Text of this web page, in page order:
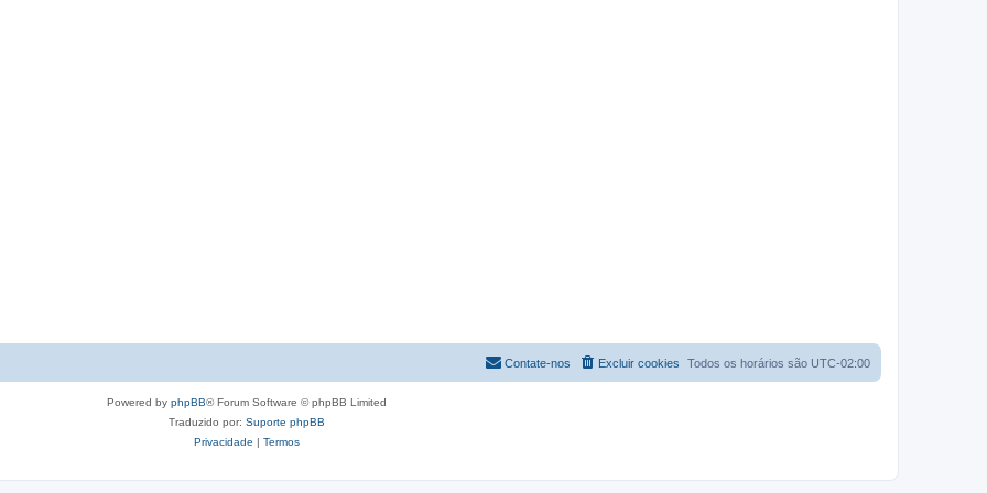
Todos os horários são UTC-02:00
Excluir cookies
Contate-nos
Powered by phpBB® Forum Software © phpBB Limited
Traduzido por: Suporte phpBB
Privacidade | Termos